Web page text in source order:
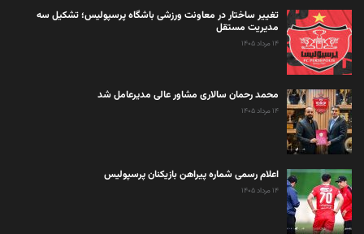
تغییر ساختار در معاونت ورزشی باشگاه پرسپولیس؛ تشکیل سه
مدیریت مستقل
۱۴ مرداد ۱۴۰۵
محمد رحمان سالاری مشاور عالی مدیرعامل شد
۱۴ مرداد ۱۴۰۵
اعلام رسمی شماره پیراهن بازیکنان پرسپولیس
۱۴ مرداد ۱۴۰۵